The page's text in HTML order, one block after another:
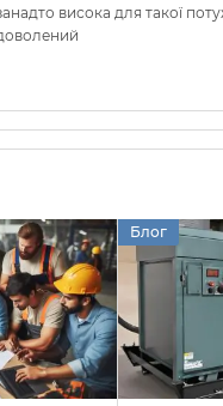
висока для такої
Блог